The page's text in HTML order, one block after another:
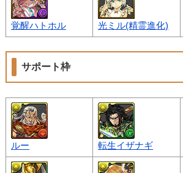
覚醒ハトホル 光ミル(精霊進化)
サポート枠
ルー 転生イザナギ